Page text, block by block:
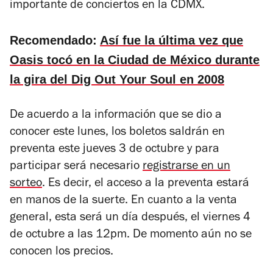
importante de conciertos en la CDMX.
Recomendado: Así fue la última vez que
Oasis tocó en la Ciudad de México durante
la gira del Dig Out Your Soul en 2008
De acuerdo a la información que se dio a
conocer este lunes, los boletos saldrán en
preventa este jueves 3 de octubre y para
participar será necesario registrarse en un
sorteo. Es decir, el acceso a la preventa estará
en manos de la suerte. En cuanto a la venta
general, esta será un día después, el viernes 4
de octubre a las 12pm. De momento aún no se
conocen los precios.